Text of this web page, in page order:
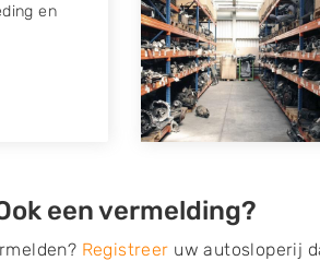
sloop met
en op te
Wij
via de
en
een vermelding?
Registreer uw autosloperij